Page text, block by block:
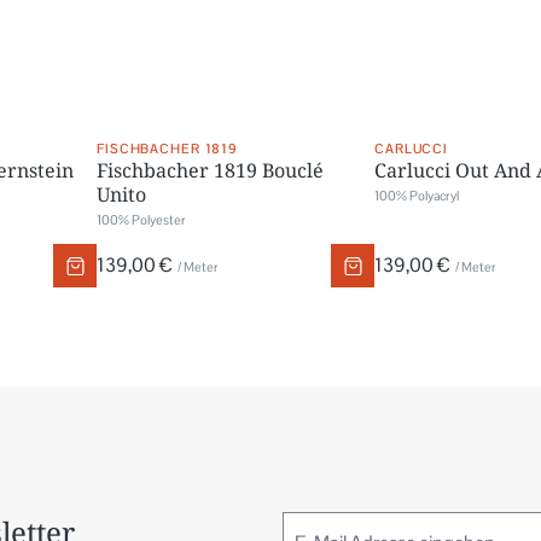
FISCHBACHER 1819
Fischbacher 1819 Bouclé
Unito
100% Polyester
139,00 € / Meter
CARLUCCI
Carlucci Out And
100% Polyacryl
139,00 € / Meter